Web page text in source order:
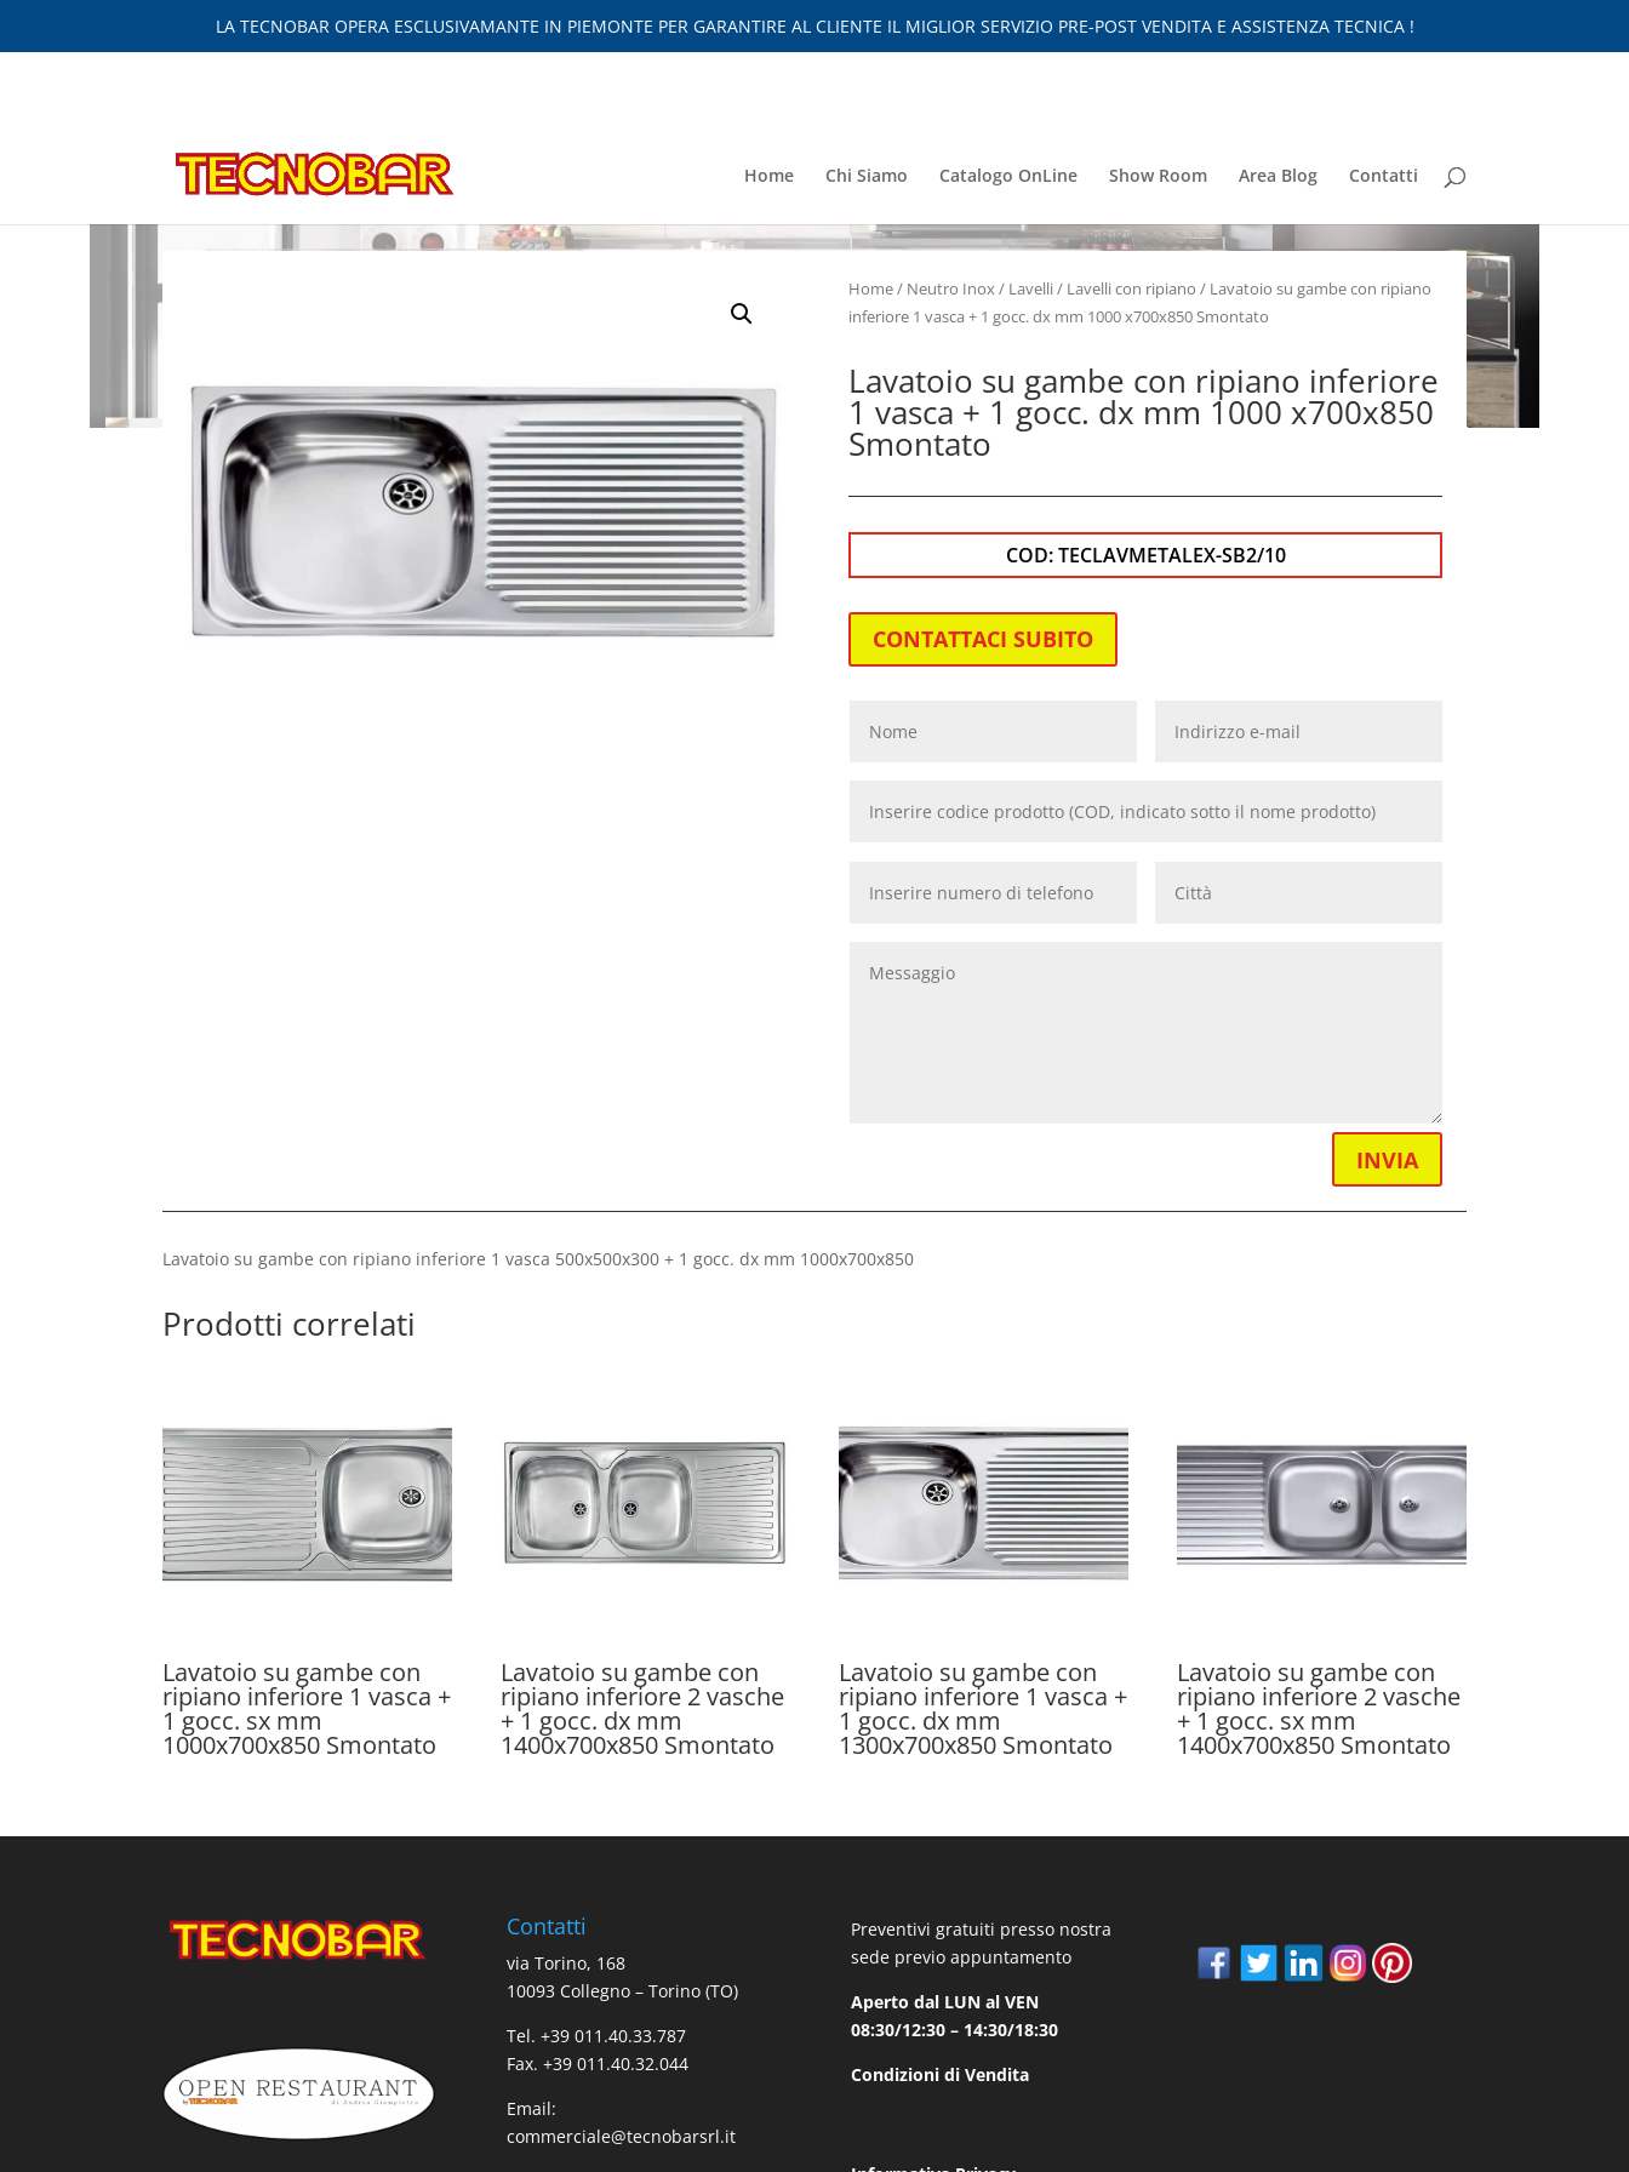
LA TECNOBAR OPERA ESCLUSIVAMANTE IN PIEMONTE PER GARANTIRE AL CLIENTE IL MIGLIOR SERVIZIO PRE-POST VENDITA E ASSISTENZA TECNICA !
Home Chi Siamo Catalogo OnLine Show Room Area Blog Contatti
Home/ Neutro Inox/ Lavelli/ Lavelli con ripiano / Lavatoio su gambe con ripiano
inferiore 1 vasca + 1 gocc. dx mm 1000 x700x850 Smontato
Lavatoio su gambe con ripiano inferiore
1 vasca + 1 gocc. dx mm 1000 x700x850
Smontato
COD:TECLAVMETALEX-SB2/10
CONTATTACI SUBITO
INVIA
Lavatoio su gambe con ripiano inferiore 1 vasca 500x500x300 + 1 gocc. dx mm 1000x700x850
Prodotti correlati
Lavatoio su gambe con
ripiano inferiore 1 vasca +
1 gocc. sx mm
1000x700x850 Smontato
Lavatoio su gambe con
ripiano inferiore 2 vasche
+ 1 gocc. dx mm
1400x700x850 Smontato
Lavatoio su gambe con
ripiano inferiore 1 vasca +
1 gocc. dx mm
1300x700x850 Smontato
Lavatoio su gambe con
ripiano inferiore 2 vasche
+ 1 gocc. sx mm
1400x700x850 Smontato
Contatti
via Torino, 168
10093 Collegno – Torino (TO)
Tel. +39 011.40.33.787
Fax. +39 011.40.32.044
Email:
commerciale@tecnobarsrl.it
Preventivi gratuiti presso nostra
sede previo appuntamento
Aperto dal LUN al VEN
08:30/12:30 – 14:30/18:30
Condizioni di Vendita